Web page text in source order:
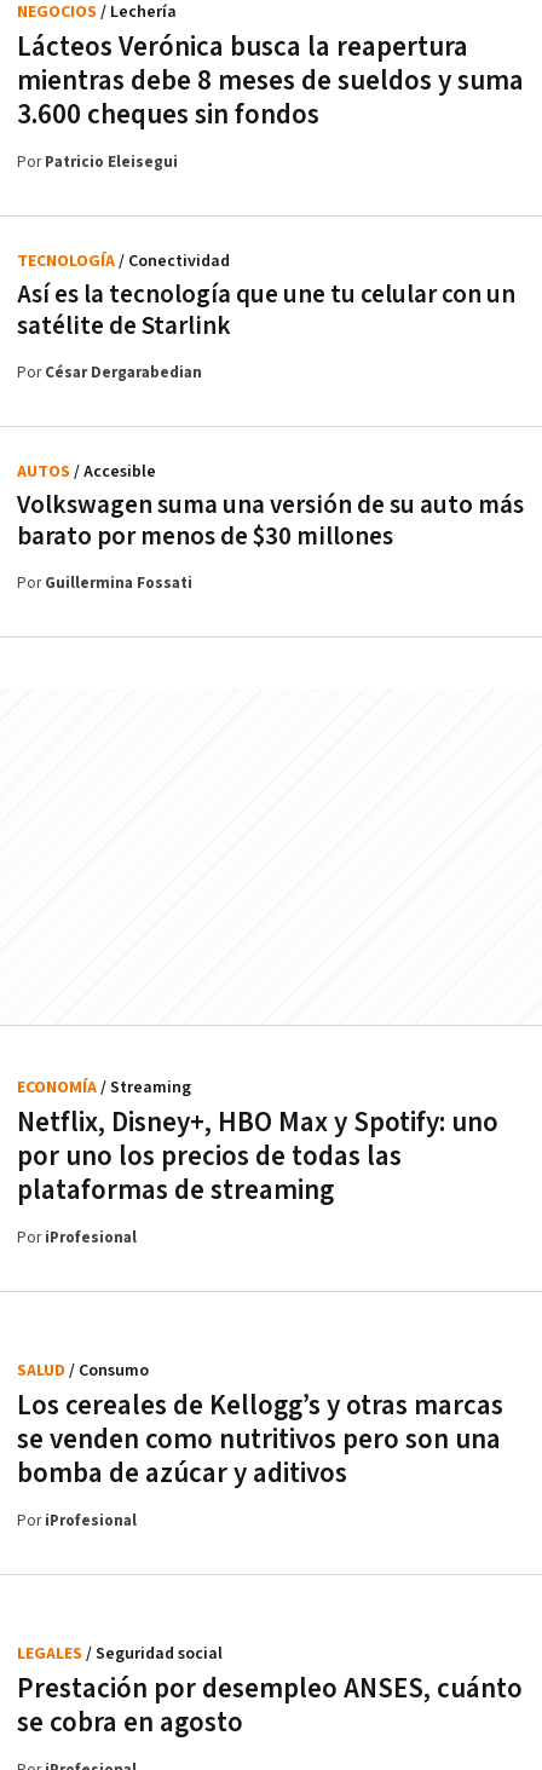
Lácteos Verónica busca la reapertura
mientras debe 8 meses de sueldos y suma
3.600 cheques sin fondos
NEGOCIOS / Lechería
PorPatricio Eleisegui
Así es la tecnología que une tu celular con un
satélite de Starlink
TECNOLOGÍA/ Conectividad
PorCésar Dergarabedian
Volkswagen suma una versión de su auto más
barato por menos de $30 millones
AUTOS / Accesible
PorGuillermina Fossati
Netflix, Disney+, HBO Max y Spotify: uno
por uno los precios de todas las
plataformas de streaming
ECONOMÍA/ Streaming
PoriProfesional
Los cereales de Kellogg’s y otras marcas
se venden como nutritivos pero son una
bomba de azúcar y aditivos
SALUD / Consumo
PoriProfesional
Prestación por desempleo ANSES, cuánto
se cobra en agosto
LEGALES / Seguridad social